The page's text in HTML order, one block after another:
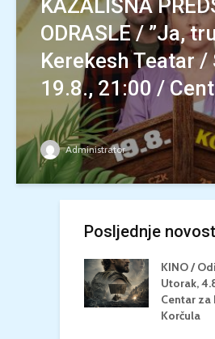
KAZALIŠNA
ODRASLE / ”Ja,
Kerekesh Teatar /
19.8., 21:00 /
Administrator
Posljednje
KINO /
Utorak,
Centar za
Korčula